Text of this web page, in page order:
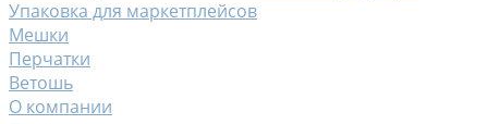
Упаковка для маркетплейсов
Мешки
Перчатки
Ветошь
О компании